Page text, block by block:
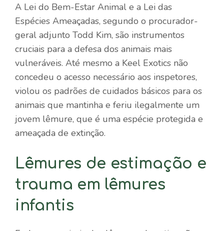
A Lei do Bem-Estar Animal e a Lei das
Espécies Ameaçadas, segundo o procurador-
geral adjunto Todd Kim, são instrumentos
cruciais para a defesa dos animais mais
vulneráveis. Até mesmo a Keel Exotics não
concedeu o acesso necessário aos inspetores,
violou os padrões de cuidados básicos para os
animais que mantinha e feriu ilegalmente um
jovem lêmure, que é uma espécie protegida e
ameaçada de extinção.
Lêmures de estimação e
trauma em lêmures
infantis